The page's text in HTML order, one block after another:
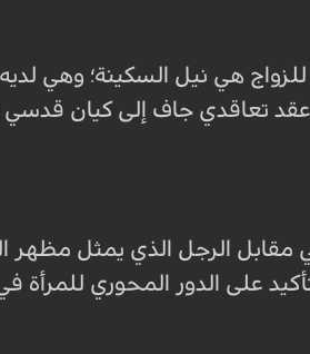
للزواج هي نيل السكينة؛ وهي
تعاقدي جاف إلى كيان قدسي
مقابل الرجل الذي يمثل مظهر
على الدور المحوري للمرأة في